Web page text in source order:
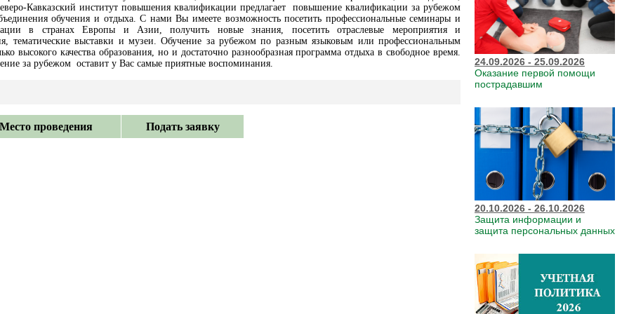
24.09.2026 - 25.09.2026
Оказание первой помощи
пострадавшим
20.10.2026 - 26.10.2026
Защита информации и
защита персональных данных
Кавказский институт повышения квалификации предлагает повышение квалификации за рубежом
обучения и отдыха. С нами Вы имеете возможность посетить профессиональные семинары и
в странах Европы и Азии, получить новые знания, посетить отраслевые мероприятия и
тематические выставки и музеи. Обучение за рубежом по разным языковым или профессиональным
высокого качества образования, но и достаточно разнообразная программа отдыха в свободное время.
за рубежом оставит у Вас самые приятные воспоминания.
проведения Подать заявку